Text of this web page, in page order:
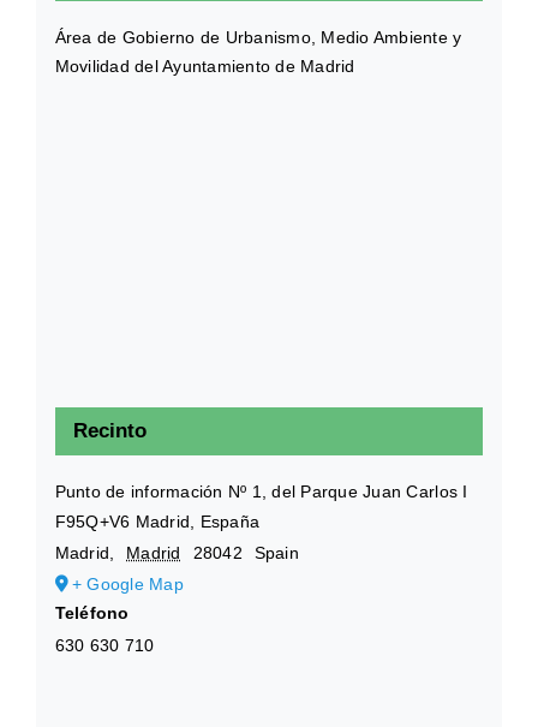
Área de Gobierno de Urbanismo, Medio Ambiente y
Movilidad del Ayuntamiento de Madrid
Recinto
Punto de información Nº 1, del Parque Juan Carlos I
F95Q+V6 Madrid, España
Madrid, Madrid 28042
Spain
+ Google Map
Teléfono
630 630 710